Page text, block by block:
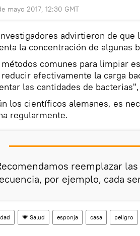
mayo 2017, 12:30 GMT
advirtieron de que
la concentración de algunas
métodos comunes para limpiar
reducir efectivamente la carga
las cantidades de
los científicos alemanes, es
regularmente.
reemplazar
por ejemplo, cada
💗 Salud esponja casa peligro